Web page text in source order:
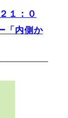
１：０
「内側か